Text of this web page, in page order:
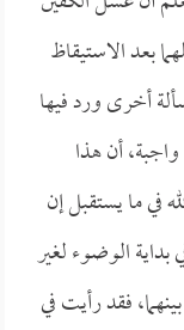
بعد الاستيقاظ
أخرى ورد فيها
أن هذا
في ما يستقبل إن
بداية الوضوء لغير
فقد رأيت في